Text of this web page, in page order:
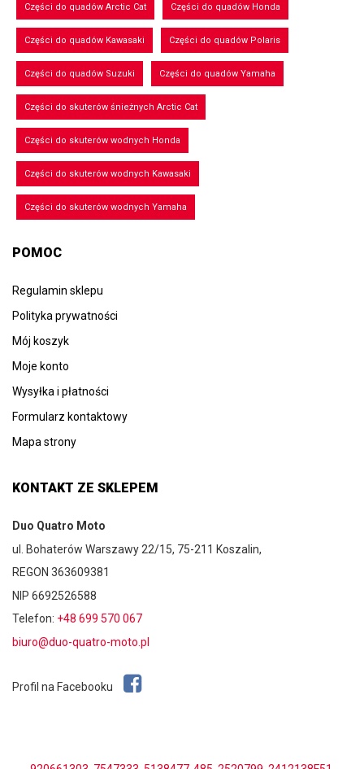
Części do quadów Arctic Cat Części do quadów Honda
Części do quadów Kawasaki Części do quadów Polaris
Części do quadów Suzuki Części do quadów Yamaha
Części do skuterów śnieżnych Arctic Cat
Części do skuterów wodnych Honda
Części do skuterów wodnych Kawasaki
Części do skuterów wodnych Yamaha
POMOC
Regulamin sklepu
Polityka prywatności
Mój koszyk
Moje konto
Wysyłka i płatności
Formularz kontaktowy
Mapa strony
KONTAKT ZE SKLEPEM
Duo Quatro Moto
ul. Bohaterów Warszawy 22/15, 75-211 Koszalin,
REGON 363609381
NIP 6692526588
Telefon: +48 699 570 067
biuro@duo-quatro-moto.pl
Profil na Facebooku